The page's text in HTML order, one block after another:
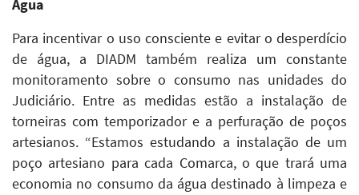
Água
Para incentivar o uso consciente e evitar o desperdício
de água, a DIADM também realiza um constante
monitoramento sobre o consumo nas unidades do
Judiciário. Entre as medidas estão a instalação de
torneiras com temporizador e a perfuração de poços
artesianos. “Estamos estudando a instalação de um
poço artesiano para cada Comarca, o que trará uma
economia no consumo da água destinado à limpeza e